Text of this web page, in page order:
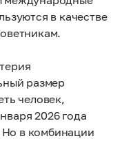
в качестве
размер
человек,
2026 года
Но в комбинации